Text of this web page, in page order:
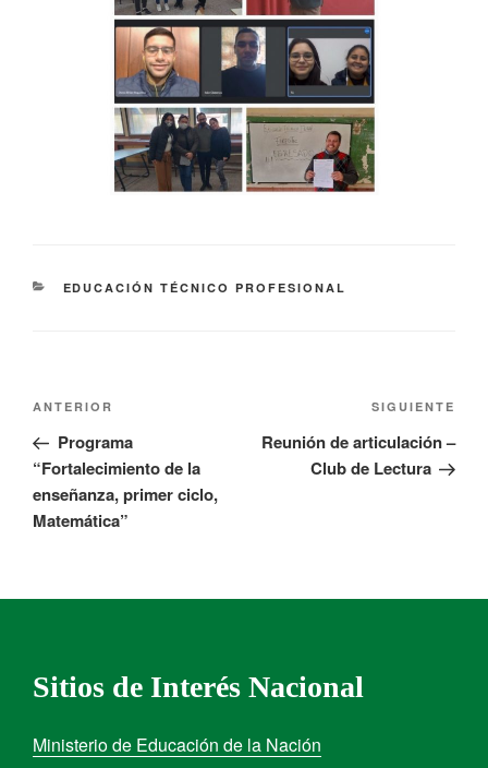
EDUCACIÓN TÉCNICO PROFESIONAL
ANTERIOR
Programa
“Fortalecimiento de la
enseñanza, primer ciclo,
Matemática”
SIGUIENTE
Reunión de articulación –
Club de Lectura
Sitios de Interés Nacional
Ministerio de Educación de la Nación